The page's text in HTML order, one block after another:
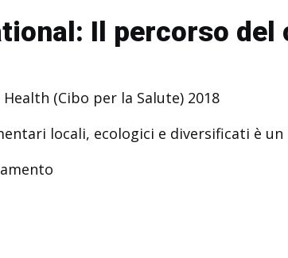
Il percorso del
(Cibo per la Salute) 2018
locali, ecologici e diversificati è